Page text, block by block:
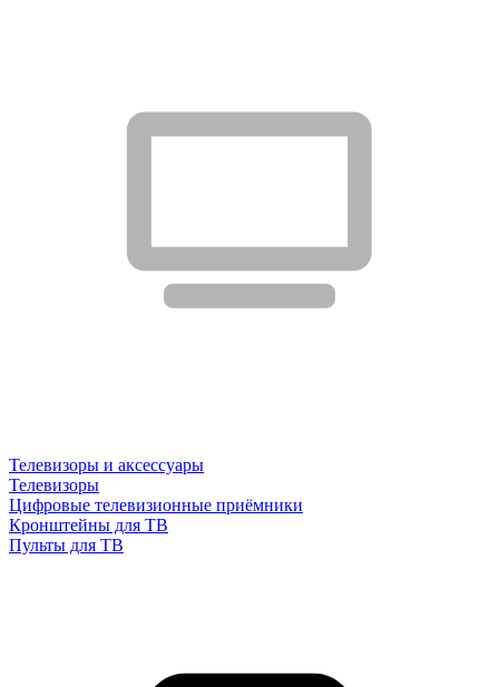
Телевизоры и аксессуары
Телевизоры
Цифровые телевизионные приёмники
Кронштейны для ТВ
Пульты для ТВ